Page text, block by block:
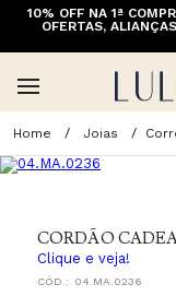
10% OFF NA 1ª
OFERTAS,
Joias
CORDÃO
Clique e veja!
CÓD.: 04.MA.0236